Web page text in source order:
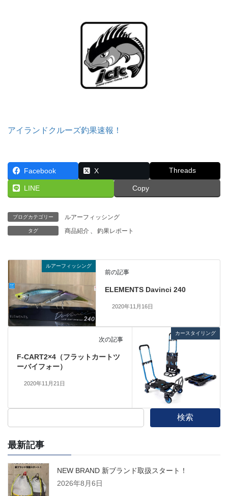
アイランドクルーズ釣果速報！
Facebook X Threads
LINE Copy
ブログカテゴリー ルアーフィッシング
タグ 商品紹介 、 釣果レポート
ルアーフィッシング
前の記事
ELEMENTS Davinci 240
2020年11月16日
カースタイリング
次の記事
F-CART2×4（フラットカートツ
ーバイフォー）
2020年11月21日
検索
最新記事
NEW BRAND 新ブランド取扱スタート！
2026年8月6日